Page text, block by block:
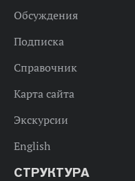
Обсуждения
Подписка
Справочник
Карта сайта
Экскурсии
English
СТРУКТУРА